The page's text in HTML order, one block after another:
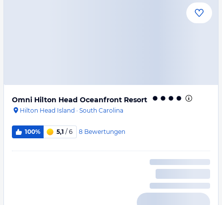
Omni Hilton Head Oceanfront Resort
Hilton Head Island · South Carolina
100% 5,1 / 6 8 Bewertungen